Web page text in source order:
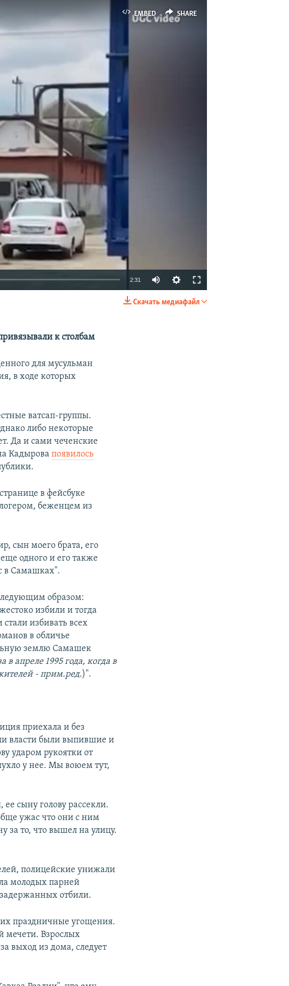
EMBED SHARE
SHARE
2:31
Скачать медиафайл
к столбам
для мусульман
в ходе которых
ватсап-группы.
либо некоторые
Да и сами чеченские
Кадыровапоявилось
в фейсбуке
беженцем из
сын моего брата, его
одного и его также
в Самашках".
образом:
избили и тогда
избивать всех
в обличье
землю Самашек
в апреле 1995 года, когда в
- прим.ред.)".
приехала и без
власти были выпившие и
ударом рукоятки от
у нее. Мы воюем тут,
ее сыну голову рассекли.
ужас что они с ним
за то, что вышел на улицу.
полицейские унижали
молодых парней
задержанных отбили.
праздничные угощения.
мечети. Взрослых
выход из дома, следует